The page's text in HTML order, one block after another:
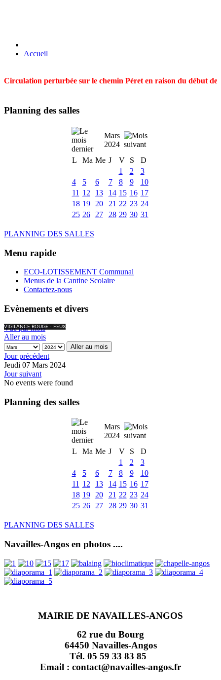
Accueil
Circulation perturbée sur le chemin Péret en raison du début
Planning des salles
Mars
2024
L
Ma Me J V S
D
1
2
3
4
5 6 7 8 9
10
11 12 13 14 15 16 17
18 19 20 21 22 23 24
25 26 27 28 29 30 31
PLANNING DES SALLES
Menu rapide
ECO-LOTISSEMENT Communal
Menus de la Cantine Scolaire
Contactez-nous
Evènements et divers
VIGILANCE ROUGE - FEUX
Vue par mois
Aller au mois
Aller au mois
Jour précédent
Jeudi 07 Mars 2024
Jour suivant
No events were found
Planning des salles
Mars
2024
L
Ma Me J V S
D
1
2
3
4
5 6 7 8 9
10
11 12 13 14 15 16 17
18 19 20 21 22 23 24
25 26 27 28 29 30 31
PLANNING DES SALLES
Navailles-Angos en photos ....
MAIRIE DE NAVAILLES-ANGOS
62 rue du Bourg
64450 Navailles-Angos
Tél. 05 59 33 83 85
Email : contact@navailles-angos.fr